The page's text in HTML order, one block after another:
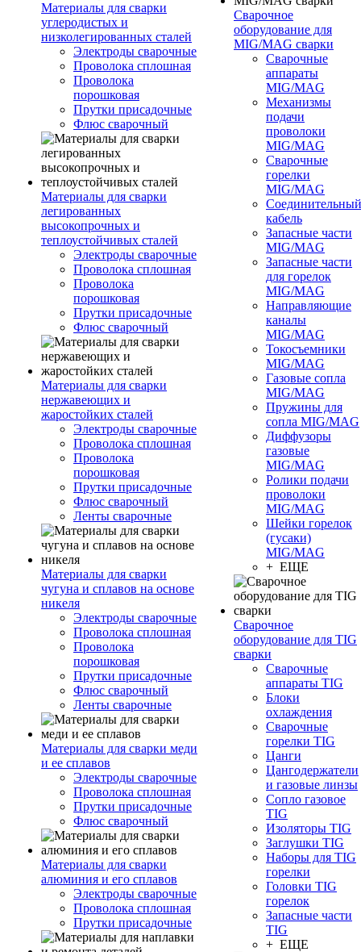
Материалы для сварки
углеродистых и
низколегированных сталей
Электроды сварочные
Проволока сплошная
Проволока
порошковая
Прутки присадочные
Флюс сварочный
Материалы для сварки
легированных
высокопрочных и
теплоустойчивых сталей
Электроды сварочные
Проволока сплошная
Проволока
порошковая
Прутки присадочные
Флюс сварочный
Материалы для сварки
нержавеющих и
жаростойких сталей
Электроды сварочные
Проволока сплошная
Проволока
порошковая
Прутки присадочные
Флюс сварочный
Ленты сварочные
Материалы для сварки
чугуна и сплавов на основе
никеля
Электроды сварочные
Проволока сплошная
Проволока
порошковая
Прутки присадочные
Флюс сварочный
Ленты сварочные
Материалы для сварки меди
и ее сплавов
Электроды сварочные
Проволока сплошная
Прутки присадочные
Флюс сварочный
Материалы для сварки
алюминия и его сплавов
Электроды сварочные
Проволока сплошная
Прутки присадочные
Сварочное
оборудование для
MIG/MAG сварки
Сварочные
аппараты
MIG/MAG
Механизмы
подачи
проволоки
MIG/MAG
Сварочные
горелки
MIG/MAG
Соединительный
кабель
Запасные части
MIG/MAG
Запасные части
для горелок
MIG/MAG
Направляющие
каналы
MIG/MAG
Токосъемники
MIG/MAG
Газовые сопла
MIG/MAG
Пружины для
сопла MIG/MAG
Диффузоры
газовые
MIG/MAG
Ролики подачи
проволоки
MIG/MAG
Шейки горелок
(гусаки)
MIG/MAG
+ ЕЩЕ
Сварочное
оборудование для TIG
сварки
Сварочные
аппараты TIG
Блоки
охлаждения
Сварочные
горелки TIG
Цанги
Цангодержатели
и газовые линзы
Сопло газовое
TIG
Изоляторы TIG
Заглушки TIG
Наборы для TIG
горелки
Головки TIG
горелок
Запасные части
TIG
+ ЕЩЕ